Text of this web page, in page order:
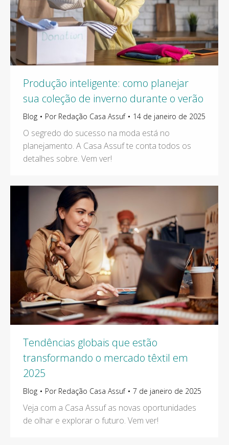
Produção inteligente: como planejar
sua coleção de inverno durante o verão
Blog Por Redação Casa Assuf 14 de janeiro de 2025
O segredo do sucesso na moda está no
planejamento. A Casa Assuf te conta todos os
detalhes sobre. Vem ver!
Tendências globais que estão
transformando o mercado têxtil em
2025
Blog Por Redação Casa Assuf 7 de janeiro de 2025
Veja com a Casa Assuf as novas oportunidades
de olhar e explorar o futuro. Vem ver!